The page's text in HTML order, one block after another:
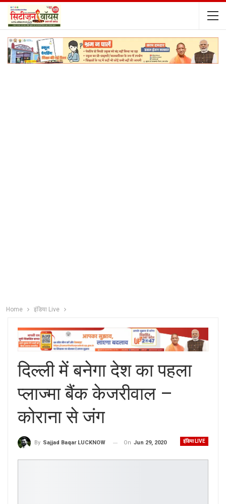
Home इंडिया Live
दिल्ली में बनेगा देश का पहला
प्लाज्मा बैंक केजरीवाल –
कोराना से जंग
इंडिया LIVE
By Sajjad Baqar LUCKNOW On Jun 29, 2020